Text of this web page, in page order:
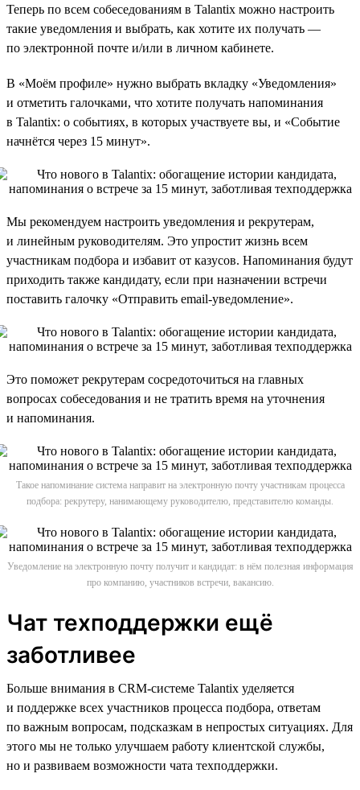
Теперь по всем собеседованиям в Talantix можно настроить
такие уведомления и выбрать, как хотите их получать —
по электронной почте и/или в личном кабинете.
В «Моём профиле» нужно выбрать вкладку «Уведомления»
и отметить галочками, что хотите получать напоминания
в Talantix: о событиях, в которых участвуете вы, и «Событие
начнётся через 15 минут».
Мы рекомендуем настроить уведомления и рекрутерам,
и линейным руководителям. Это упростит жизнь всем
участникам подбора и избавит от казусов. Напоминания будут
приходить также кандидату, если при назначении встречи
поставить галочку «Отправить email-уведомление».
Это поможет рекрутерам сосредоточиться на главных
вопросах собеседования и не тратить время на уточнения
и напоминания.
Такое напоминание система направит на электронную почту участникам процесса
подбора: рекрутеру, нанимающему руководителю, представителю команды.
Уведомление на электронную почту получит и кандидат: в нём полезная информация
про компанию, участников встречи, вакансию.
Чат техподдержки ещё
заботливее
Больше внимания в CRM-системе Talantix уделяется
и поддержке всех участников процесса подбора, ответам
по важным вопросам, подсказкам в непростых ситуациях. Для
этого мы не только улучшаем работу клиентской службы,
но и развиваем возможности чата техподдержки.